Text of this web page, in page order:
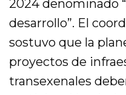
2024 denominado
desarrollo”. El
sostuvo que la
proyectos de
transexenales